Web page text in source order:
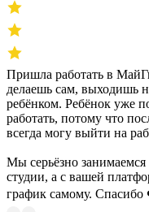
Пришла работать в
делаешь сам, выходишь
ребёнком. Ребёнок уже
работать, потому что
всегда могу выйти на
Мы серьёзно
студии, а с вашей
график самому.